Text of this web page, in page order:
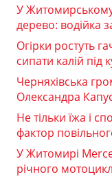
У Житомирському
дерево: водійка
Огірки ростуть
сипати калій під
Черняхівська
Олександра
Не тільки їжа і
фактор
У Житомирі
річного